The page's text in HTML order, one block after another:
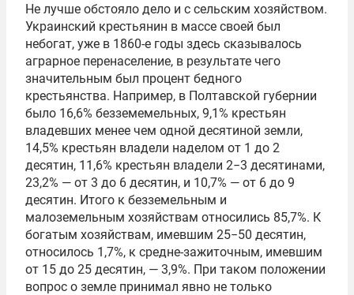
Не лучше обстояло дело и с сельским хозяйством.
Украинский крестьянин в массе своей был
небогат, уже в 1860-е годы здесь сказывалось
аграрное перенаселение, в результате чего
значительным был процент бедного
крестьянства. Например, в Полтавской губернии
было 16,6% безземемельных, 9,1% крестьян
владевших менее чем одной десятиной земли,
14,5% крестьян владели наделом от 1 до 2
десятин, 11,6% крестьян владели 2−3 десятинами,
23,2% — от 3 до 6 десятин, и 10,7% — от 6 до 9
десятин. Итого к безземельным и
малоземельным хозяйствам относились 85,7%. К
богатым хозяйствам, имевшим 25−50 десятин,
относилось 1,7%, к средне-зажиточным, имевшим
от 15 до 25 десятин, — 3,9%. При таком положении
вопрос о земле принимал явно не только